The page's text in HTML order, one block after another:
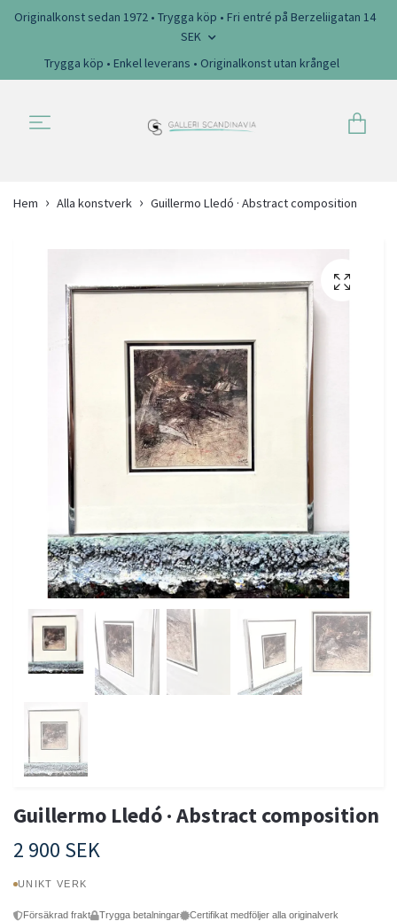
Originalkonst sedan 1972 • Trygga köp • Fri entré på Berzeliigatan 14
SEK
Trygga köp • Enkel leverans • Originalkonst utan krångel
Hem Alla konstverk Guillermo Lledó · Abstract composition
Guillermo Lledó · Abstract composition
2 900 SEK
UNIKT VERK
Försäkrad frakt Trygga betalningar
Certifikat medföljer alla originalverk